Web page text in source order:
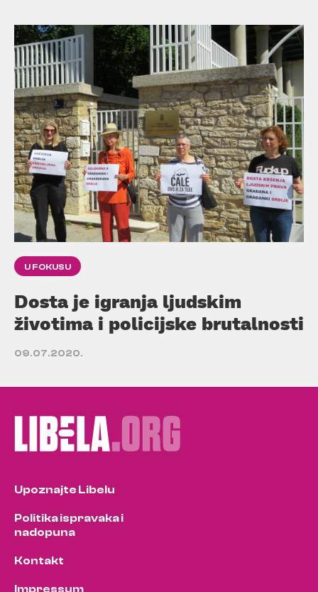
U FOKUSU
Dosta je igranja ljudskim
životima i policijske brutalnosti
09.07.2020.
Upoznajte Libelu
Politika ispravaka i
nadopuna
Kontakt
Impressum